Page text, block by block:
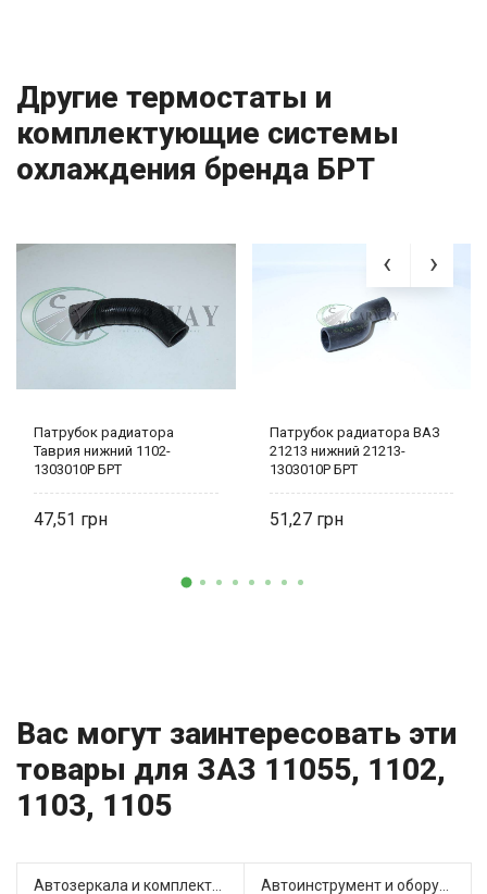
Другие термостаты и
комплектующие системы
охлаждения бренда БРТ
Патрубок радиатора
Таврия нижний 1102-
1303010Р БРТ
47,51
Патрубок радиатора ВАЗ
21213 нижний 21213-
1303010Р БРТ
51,27
Вас могут заинтересовать эти
товары для ЗАЗ 11055, 1102,
1103, 1105
Автозеркала и комплектующие (4) Автоинструмент и оборудование (1)